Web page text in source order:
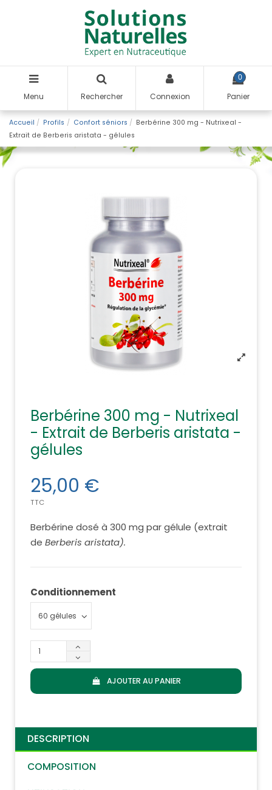
Menu Rechercher Connexion
0
Panier
Accueil Profils Confort séniors
Berbérine 300 mg - Nutrixeal -
Extrait de Berberis aristata - gélules
Berbérine 300 mg - Nutrixeal
- Extrait de Berberis aristata -
gélules
25,00 €
TTC
Berbérine dosé à 300 mg par gélule (extrait
de Berberis aristata).
Conditionnement
AJOUTER AU PANIER
DESCRIPTION
COMPOSITION